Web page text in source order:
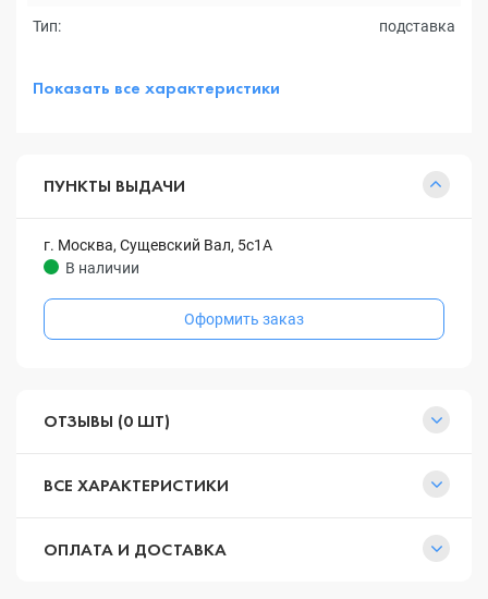
Тип: подставка
Показать все характеристики
ПУНКТЫ ВЫДАЧИ
г. Москва, Сущевский Вал, 5с1А
В наличии
Оформить заказ
ОТЗЫВЫ (0 ШТ)
ВСЕ ХАРАКТЕРИСТИКИ
ОПЛАТА И ДОСТАВКА